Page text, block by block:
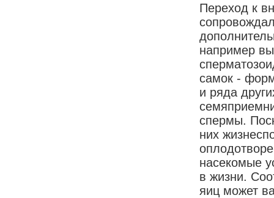
Переход к
например
самок -
и ряда
спермы.
них
насекомые
в жизни.
яиц может